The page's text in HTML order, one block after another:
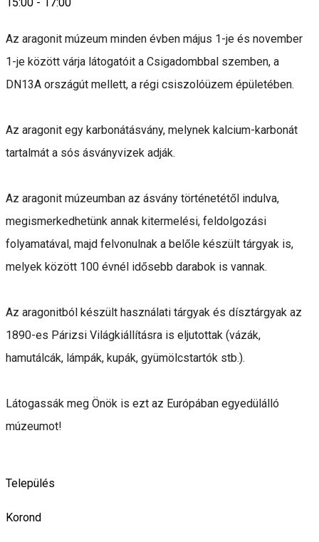
15:00 - 17:00
Az aragonit múzeum minden évben május 1-je és november
1-je között várja látogatóit a Csigadombbal szemben, a
DN13A országút mellett, a régi csiszolóüzem épületében.
Az aragonit egy karbonátásvány, melynek kalcium-karbonát
tartalmát a sós ásványvizek adják.
Az aragonit múzeumban az ásvány történetétől indulva,
megismerkedhetünk annak kitermelési, feldolgozási
folyamatával, majd felvonulnak a belőle készült tárgyak is,
melyek között 100 évnél idősebb darabok is vannak.
Az aragonitból készült használati tárgyak és dísztárgyak az
1890-es Párizsi Világkiállításra is eljutottak (vázák,
hamutálcák, lámpák, kupák, gyümölcstartók stb.).
Látogassák meg Önök is ezt az Európában egyedülálló
múzeumot!
Település
Korond